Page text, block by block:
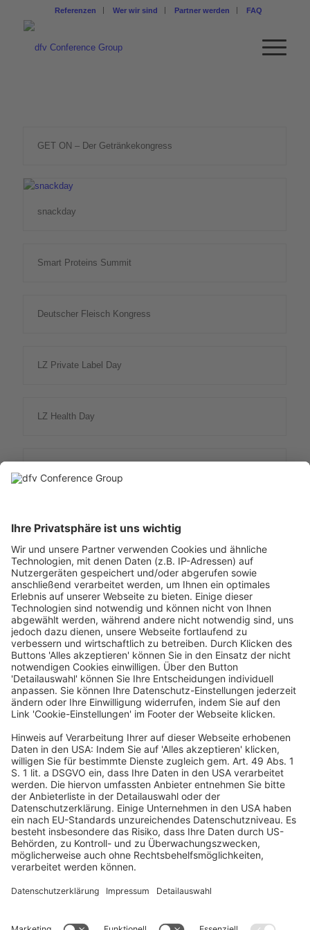
Referenzen Wer wir sind Partner werden FAQ
GET ON – Der Getränkekongress
snackday
Smart Proteins Summit
Deutscher Fleisch Kongress
LZ Private Label Day
LZ Health Day
Adresse
dfv Conference Group GmbH
Mainzer Landstr. 251
60326 Frankfurt am Main
Telefon: +49 69 7595-3000
Telefax: +49 69 7595-3020
E-Mail:info@dfvcg.de
Newsletter
Ja, ich möchte den Newsletter der dfv Conference Group